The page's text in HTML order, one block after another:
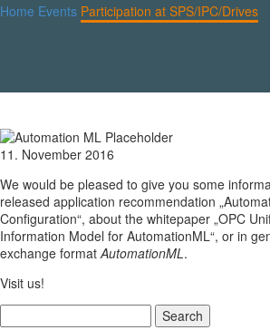
Home Events Participation at SPS/IPC/Drives
11. November 2016
We would be pleased to give you some
released application recommendation
Configuration“, about the whitepaper „OPC
Information Model for AutomationML“, or in
exchange formatAutomationML.
Visit us!
Search